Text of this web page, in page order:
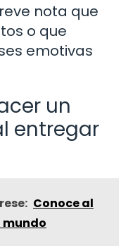
nota que
o que
emotivas
un
entregar
Conoce al
mundo